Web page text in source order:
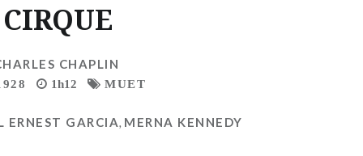
CHAPLIN
1h12 MUET
ERNEST GARCIA MERNA KENNEDY